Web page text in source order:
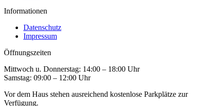
Informationen
Datenschutz
Impressum
Öffnungszeiten
Mittwoch u. Donnerstag: 14:00 – 18:00 Uhr
Samstag: 09:00 – 12:00 Uhr
Vor dem Haus stehen ausreichend kostenlose Parkplätze zur
Verfügung.